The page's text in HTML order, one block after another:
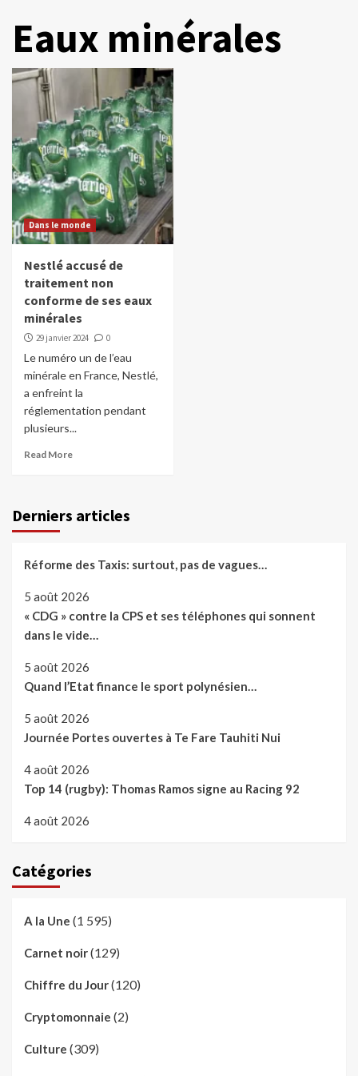
Eaux minérales
Dans le monde
Nestlé accusé de
traitement non
conforme de ses eaux
minérales
29 janvier 2024 0
Le numéro un de l’eau
minérale en France, Nestlé,
a enfreint la
réglementation pendant
plusieurs...
Read More
Derniers articles
Réforme des Taxis: surtout, pas de vagues…
5 août 2026
« CDG » contre la CPS et ses téléphones qui sonnent
dans le vide…
5 août 2026
Quand l’Etat finance le sport polynésien…
5 août 2026
Journée Portes ouvertes à Te Fare Tauhiti Nui
4 août 2026
Top 14 (rugby): Thomas Ramos signe au Racing 92
4 août 2026
Catégories
A la Une (1 595)
Carnet noir(129)
Chiffre du Jour(120)
Cryptomonnaie (2)
Culture (309)